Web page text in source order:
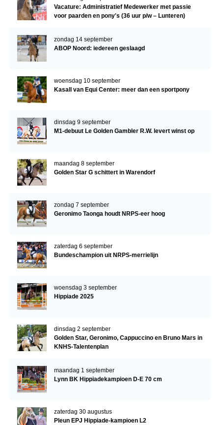
Vacature: Administratief Medewerker met passie
voor paarden en pony's (36 uur p/w – Lunteren)
zondag 14 september
ABOP Noord: iedereen geslaagd
woensdag 10 september
Kasall van Equi Center: meer dan een sportpony
dinsdag 9 september
M1-debuut Le Golden Gambler R.W. levert winst op
maandag 8 september
Golden Star G schittert in Warendorf
zondag 7 september
Geronimo Taonga houdt NRPS-eer hoog
zaterdag 6 september
Bundeschampion uit NRPS-merrielijn
woensdag 3 september
Hippiade 2025
dinsdag 2 september
Golden Star, Geronimo, Cappuccino en Bruno Mars in
KNHS-Talentenplan
maandag 1 september
Lynn BK Hippiadekampioen D-E 70 cm
zaterdag 30 augustus
Pleun EPJ Hippiade-kampioen L2